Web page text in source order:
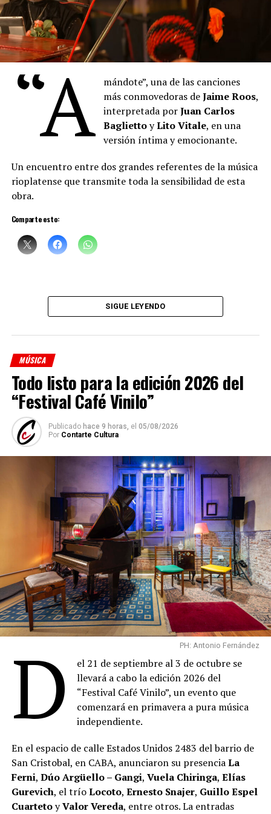
“A
mándote”, una de las canciones
más conmovedoras deJaime Roos,
interpretada porJuan Carlos
BagliettoyLito Vitale, en una
versión íntima y emocionante.
Un encuentro entre dos grandes referentes de la música
rioplatense que transmite toda la sensibilidad de esta
obra.
Comparte esto:
SIGUE LEYENDO
MÚSICA
Todo listo para la edición 2026 del
“Festival Café Vinilo”
Publicado hace 9 horas, el 05/08/2026
Por Contarte Cultura
PH: Antonio Fernández
D
el 21 de septiembre al 3 de octubre se
llevará a cabo la edición 2026 del
“Festival Café Vinilo”, un evento que
comenzará en primavera a pura música
independiente.
En el espacio de calle Estados Unidos 2483 del barrio de
San Cristobal, en CABA, anunciaron su presenciaLa
Ferni, Dúo Argüello – Gangi, Vuela Chiringa, Elías
Gurevich, el tríoLocoto, Ernesto Snajer, Guillo Espel
CuartetoyValor Vereda, entre otros. La entradas